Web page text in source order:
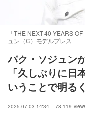
「THE NEXT 40 YEARS
ュン（C）モデルプレス
パク・ソジュン
「久しぶりに日
いうことで明る
2025.07.03 14:34 78,119